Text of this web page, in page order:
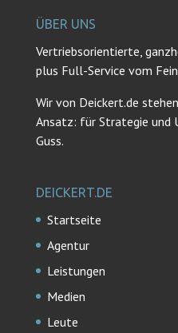
ÜBER UNS
Vertriebsorientierte,
plus Full-Service vom
Wir von Deickert.de
Ansatz: für Strategie und
Guss.
DEICKERT.DE
Startseite
Agentur
Leistungen
Medien
Leute